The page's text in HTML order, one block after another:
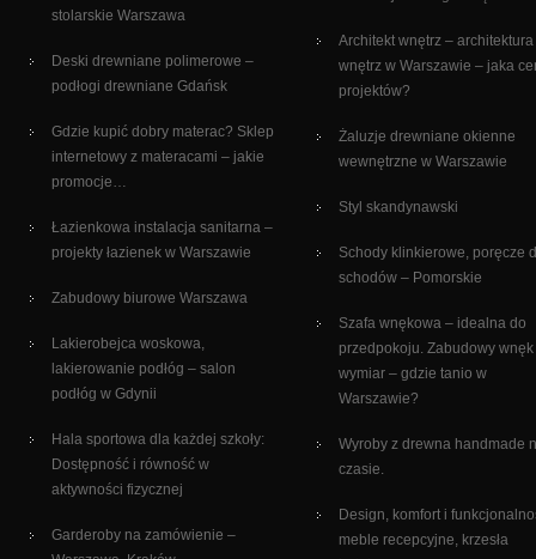
stolarskie Warszawa
Deski drewniane polimerowe –
podłogi drewniane Gdańsk
Gdzie kupić dobry materac? Sklep
internetowy z materacami – jakie
promocje…
Łazienkowa instalacja sanitarna –
projekty łazienek w Warszawie
Zabudowy biurowe Warszawa
Lakierobejca woskowa,
lakierowanie podłóg – salon
podłóg w Gdynii
Hala sportowa dla każdej szkoły:
Dostępność i równość w
aktywności fizycznej
Garderoby na zamówienie –
Architekt wnętrz – architektura
wnętrz w Warszawie – jaka
projektów?
Żaluzje drewniane okienne
wewnętrzne w Warszawie
Styl skandynawski
Schody klinkierowe, poręcze
schodów – Pomorskie
Szafa wnękowa – idealna do
przedpokoju. Zabudowy
wymiar – gdzie tanio w
Warszawie?
Wyroby z drewna handmade
czasie.
Design, komfort i
meble recepcyjne, krzesła